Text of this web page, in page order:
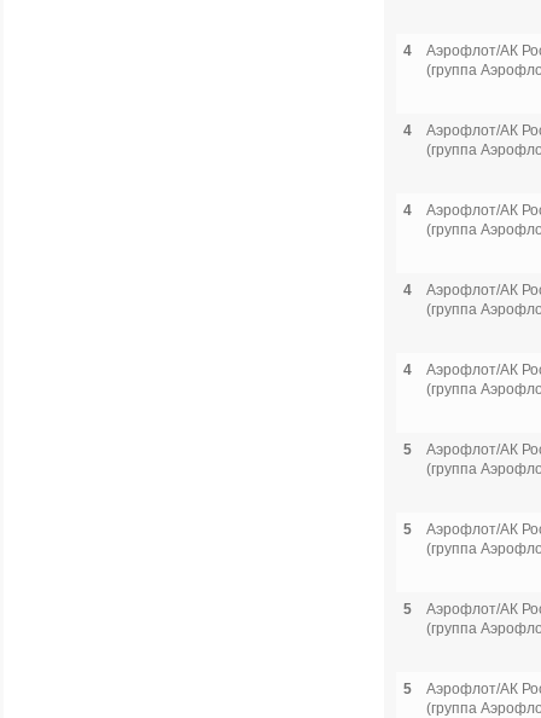
4
Аэрофлот/АК
(группа
4
Аэрофлот/АК
(группа
4
Аэрофлот/АК
(группа
4
Аэрофлот/АК
(группа
4
Аэрофлот/АК
(группа
5
Аэрофлот/АК
(группа
5
Аэрофлот/АК
(группа
5
Аэрофлот/АК
(группа
5
Аэрофлот/АК
(группа